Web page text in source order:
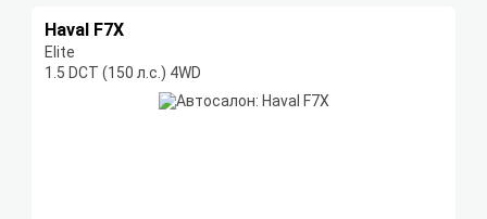
Haval F7X
Elite
1.5 DCT (150 л.с.) 4WD